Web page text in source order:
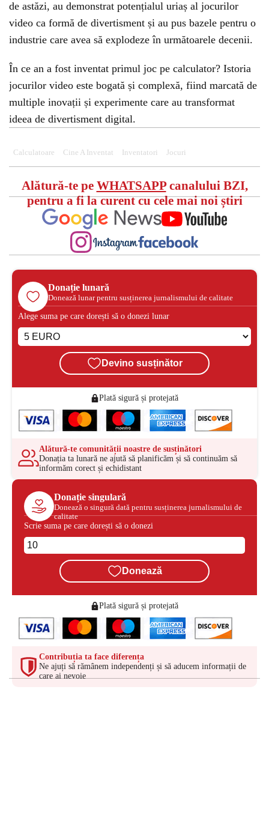
de astăzi, au demonstrat potențialul uriaș al jocurilor
video ca formă de divertisment și au pus bazele pentru o
industrie care avea să explodeze în următoarele decenii.
În ce an a fost inventat primul joc pe calculator? Istoria
jocurilor video este bogată și complexă, fiind marcată de
multiple inovații și experimente care au transformat
ideea de divertisment digital.
Calculatoare Cine A Inventat Inventatori Jocuri
Alătură-te pe WHATSAPPcanalului BZI,
pentru a fi la curent cu cele mai noi știri
Donație lunară
Donează lunar pentru susținerea jurnalismului de calitate
Alege suma pe care dorești să o donezi lunar
Devino susținător
Plată sigură și protejată
Alătură-te comunității noastre de susținători
Donația ta lunară ne ajută să planificăm și să continuăm să
informăm corect și echidistant
Donație singulară
Donează o singură dată pentru susținerea jurnalismului de
calitate
Scrie suma pe care dorești să o donezi
Donează
Plată sigură și protejată
Contribuția ta face diferența
Ne ajuți să rămânem independenți și să aducem informații de
care ai nevoie